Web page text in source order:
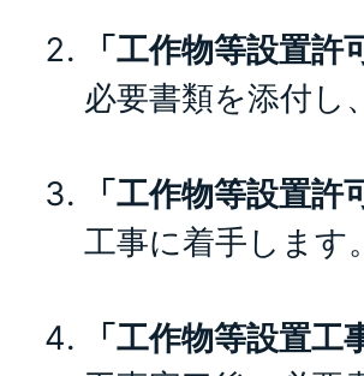
「工作物等設置
必要書類を添付し、
「工作物等設置許
工事に着手します。
「工作物等設置